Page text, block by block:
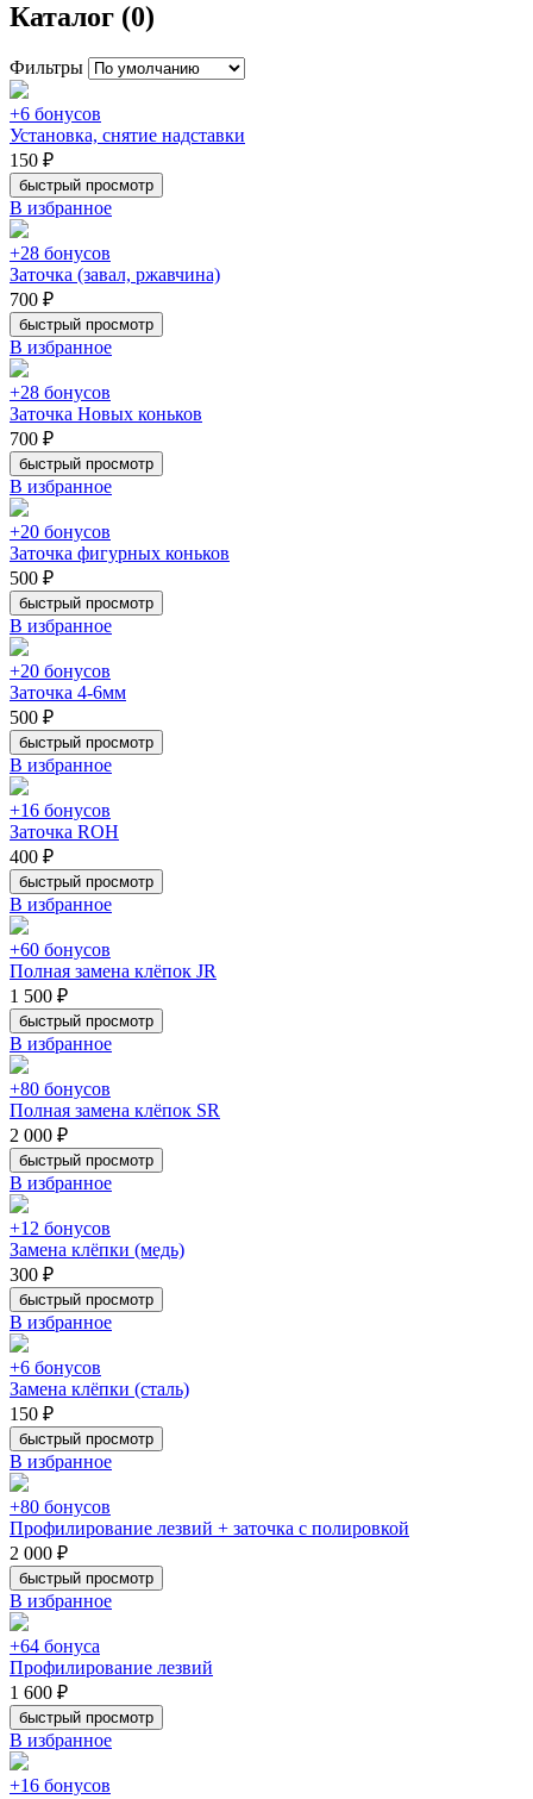
Каталог (0)
Фильтры
+6 бонусов
Установка, снятие надставки
150 ₽
быстрый просмотр
В избранное
+28 бонусов
Заточка (завал, ржавчина)
700 ₽
быстрый просмотр
В избранное
+28 бонусов
Заточка Новых коньков
700 ₽
быстрый просмотр
В избранное
+20 бонусов
Заточка фигурных коньков
500 ₽
быстрый просмотр
В избранное
+20 бонусов
Заточка 4-6мм
500 ₽
быстрый просмотр
В избранное
+16 бонусов
Заточка ROH
400 ₽
быстрый просмотр
В избранное
+60 бонусов
Полная замена клёпок JR
1 500 ₽
быстрый просмотр
В избранное
+80 бонусов
Полная замена клёпок SR
2 000 ₽
быстрый просмотр
В избранное
+12 бонусов
Замена клёпки (медь)
300 ₽
быстрый просмотр
В избранное
+6 бонусов
Замена клёпки (сталь)
150 ₽
быстрый просмотр
В избранное
+80 бонусов
Профилирование лезвий + заточка с полировкой
2 000 ₽
быстрый просмотр
В избранное
+64 бонуса
Профилирование лезвий
1 600 ₽
быстрый просмотр
В избранное
+16 бонусов